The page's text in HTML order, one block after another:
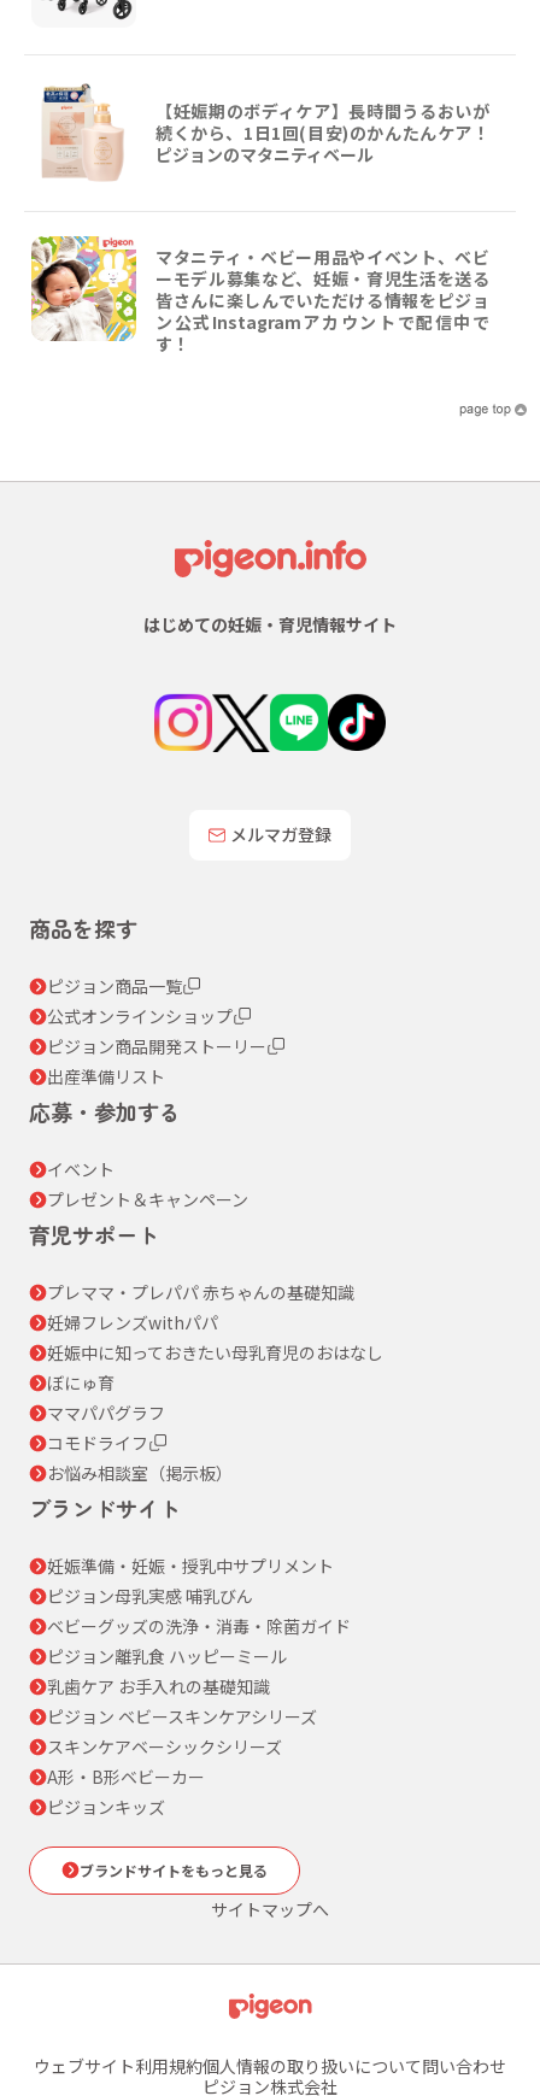
【妊娠期のボディケア】長時間うるおいが
続くから、1日1回(目安)のかんたんケア！
ピジョンのマタニティベール
マタニティ・ベビー用品やイベント、ベビ
ーモデル募集など、妊娠・育児生活を送る
皆さんに楽しんでいただける情報をピジョ
ン公式Instagramアカウントで配信中で
す！
はじめての妊娠・育児情報サイト
メルマガ登録
商品を探す
ピジョン商品一覧
公式オンラインショップ
ピジョン商品開発ストーリー
出産準備リスト
応募・参加する
イベント
プレゼント＆キャンペーン
育児サポート
プレママ・プレパパ 赤ちゃんの基礎知識
妊婦フレンズwithパパ
妊娠中に知っておきたい母乳育児のおはなし
ぼにゅ育
ママパパグラフ
コモドライフ
お悩み相談室（掲示板）
ブランドサイト
妊娠準備・妊娠・授乳中サプリメント
ピジョン母乳実感 哺乳びん
ベビーグッズの洗浄・消毒・除菌ガイド
ピジョン離乳食 ハッピーミール
乳歯ケア お手入れの基礎知識
ピジョン ベビースキンケアシリーズ
スキンケアベーシックシリーズ
A形・B形ベビーカー
ピジョンキッズ
ブランドサイトをもっと見る
サイトマップへ
ウェブサイト利用規約個人情報の取り扱いについて問い合わせ
ピジョン株式会社